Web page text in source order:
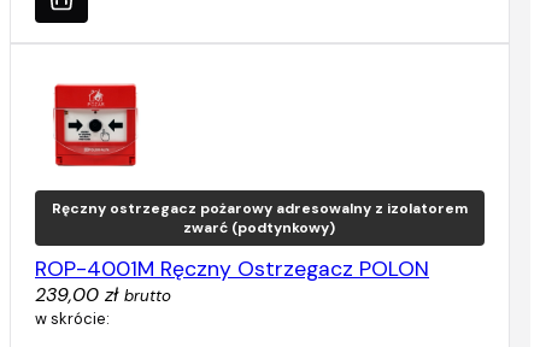
Ręczny ostrzegacz pożarowy adresowalny z izolatorem
zwarć (podtynkowy)
ROP-4001M Ręczny Ostrzegacz POLON
239,00 zł brutto
w skrócie: